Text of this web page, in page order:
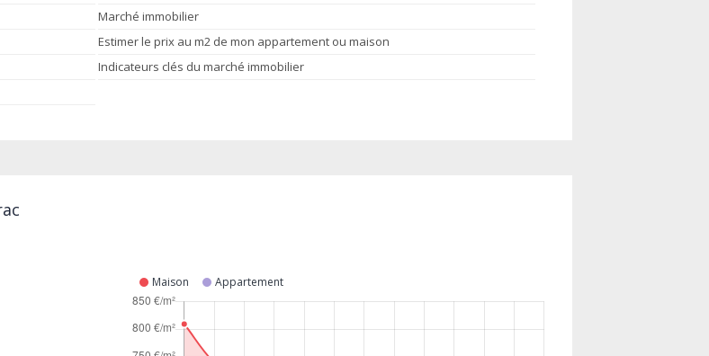
Marché immobilier
Estimer le prix au m2 de mon appartement ou maison
Indicateurs clés du marché immobilier
Maison Appartement